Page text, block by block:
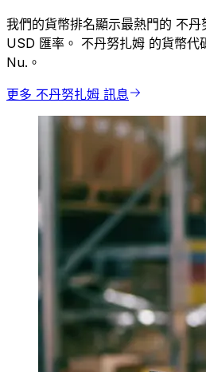
我們的貨幣排名顯示最熱門的 不
USD 匯率。 不丹努扎姆 的貨幣代
Nu.。
更多 不丹努扎姆 訊息